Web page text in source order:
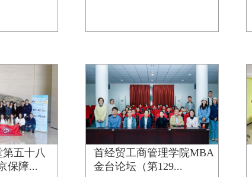
五十八
保障...
首经贸工商管理学院MBA
金台论坛（第129...